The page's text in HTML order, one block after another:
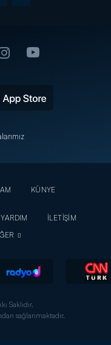
KÜNYE
YARDIM
İLETİŞİM
Saklıdır.
sağlanmaktadır.